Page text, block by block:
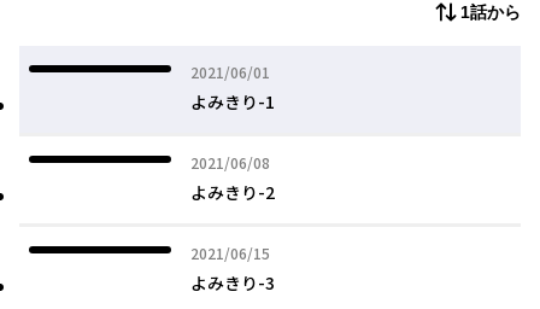
1話から
2021/06/01
2021年06月01日
よみきり-1
2021/06/08
2021年06月08日
よみきり-2
2021/06/15
2021年06月15日
よみきり-3